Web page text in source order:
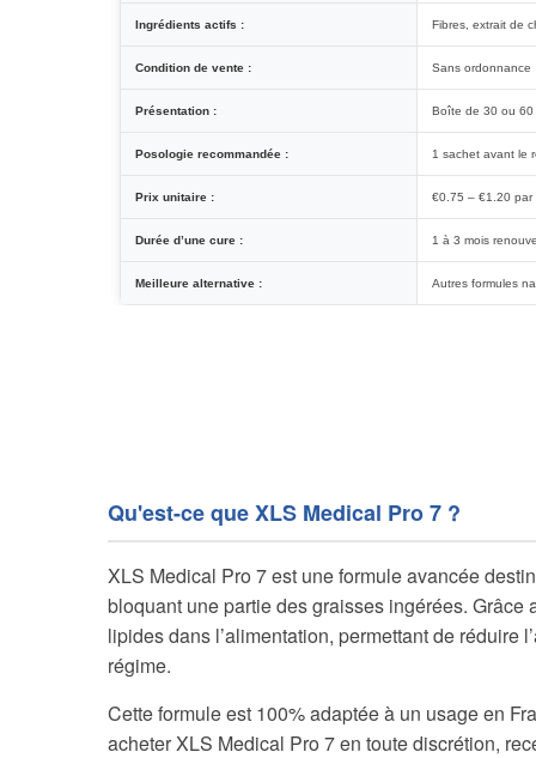
Ingrédients actifs : Fibres, extrait de
Condition de vente : Sans ordonnance
Présentation : Boîte de 30 ou 60
Posologie recommandée : 1 sachet avant le
Prix unitaire : €0.75 – €1.20 par
Durée d’une cure : 1 à 3 mois
Meilleure alternative : Autres formules
Qu'est-ce que XLS Medical Pro 7 ?
XLS Medical Pro 7 est une formule avancée
bloquant une partie des graisses ingérées.
lipides dans l’alimentation, permettant de réduire
régime.
Cette formule est 100% adaptée à un usage en
acheter XLS Medical Pro 7 en toute discrétion,